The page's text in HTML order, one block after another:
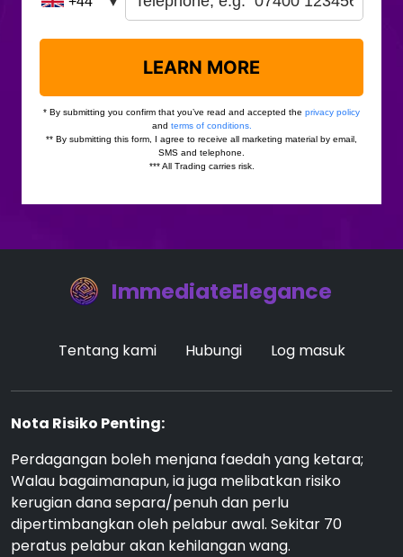
ImmediateElegance
Tentang kami Hubungi Log masuk
Nota Risiko Penting:
Perdagangan boleh menjana faedah yang ketara;
Walau bagaimanapun, ia juga melibatkan risiko
kerugian dana separa/penuh dan perlu
dipertimbangkan oleh pelabur awal. Sekitar 70
peratus pelabur akan kehilangan wang.